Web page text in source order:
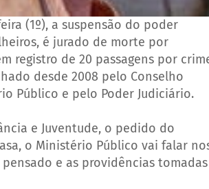
(1º), a suspensão do poder
é jurado de morte por
registro de 20 passagens por
desde 2008 pelo Conselho
Público e pelo Poder Judiciário.
e Juventude, o pedido do
o Ministério Público vai falar
e as providências tomadas